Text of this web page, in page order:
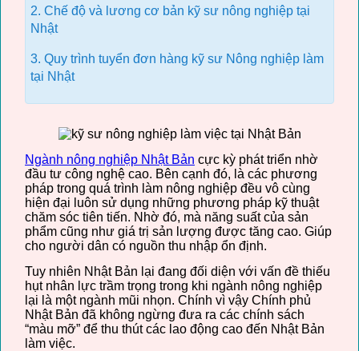
2. Chế độ và lương cơ bản kỹ sư nông nghiệp tại
Nhật
3. Quy trình tuyển đơn hàng kỹ sư Nông nghiệp làm
tại Nhật
Ngành nông nghiệp Nhật Bản cực kỳ phát triển nhờ
đầu tư công nghệ cao. Bên cạnh đó, là các phương
pháp trong quá trình làm nông nghiệp đều vô cùng
hiện đại luôn sử dụng những phương pháp kỹ thuật
chăm sóc tiên tiến. Nhờ đó, mà năng suất của sản
phẩm cũng như giá trị sản lượng được tăng cao. Giúp
cho người dân có nguồn thu nhập ổn định.
Tuy nhiên Nhật Bản lại đang đối diện với vấn đề thiếu
hụt nhân lực trầm trọng trong khi ngành nông nghiệp
lại là một ngành mũi nhọn. Chính vì vậy Chính phủ
Nhật Bản đã không ngừng đưa ra các chính sách
“màu mỡ” để thu thút các lao động cao đến Nhật Bản
làm việc.